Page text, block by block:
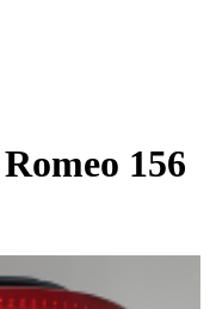
156